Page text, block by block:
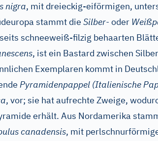
nigra, mit dreieckig-eiförmigen,
stammt die Silber- oder
schneeweiß-filzig behaarten
, ist ein Bastard zwischen
Exemplaren kommt in
Pyramidenpappel (Italienische
, vor; sie hat aufrechte Zweige,
erhält. Aus Nordamerika
canadensis, mit